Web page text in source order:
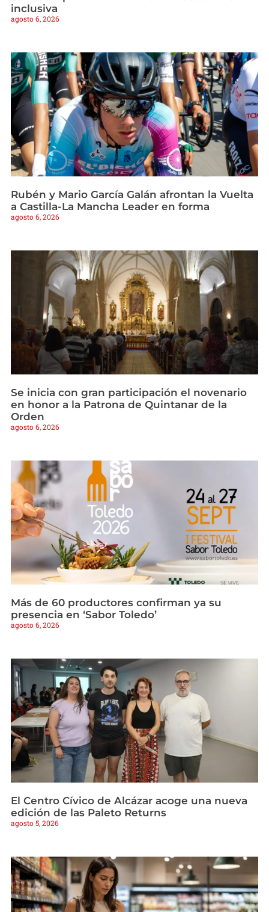
inclusiva
agosto 6, 2026
Rubén y Mario García Galán afrontan la Vuelta
a Castilla-La Mancha Leader en forma
agosto 6, 2026
Se inicia con gran participación el novenario
en honor a la Patrona de Quintanar de la
Orden
agosto 6, 2026
Más de 60 productores confirman ya su
presencia en ‘Sabor Toledo’
agosto 6, 2026
El Centro Cívico de Alcázar acoge una nueva
edición de las Paleto Returns
agosto 5, 2026